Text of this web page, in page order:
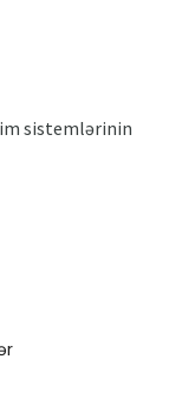
sistemlərinin